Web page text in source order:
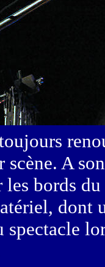
scène. A
les bords
dont